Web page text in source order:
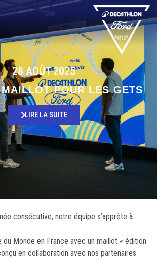
28 AOÛT 2025
POUR LES GETS
LIRE LA SUITE
consécutive, notre équipe s’apprête à
du Monde en France avec un maillot « édition
en collaboration avec nos partenaires